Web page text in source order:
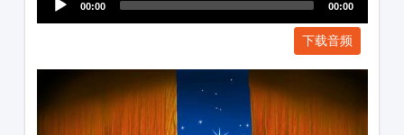
00:00 00:00
下载音频